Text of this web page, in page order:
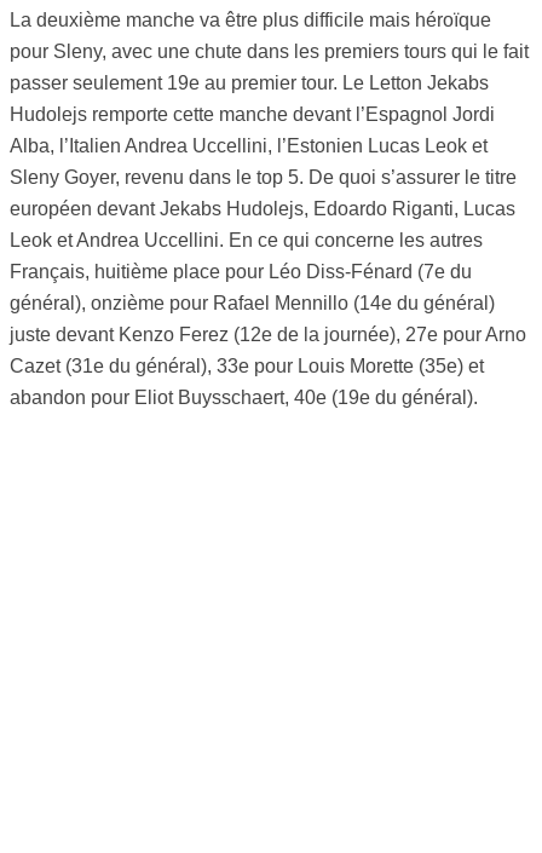
La deuxième manche va être plus difficile mais héroïque
pour Sleny, avec une chute dans les premiers tours qui le fait
passer seulement 19e au premier tour. Le Letton Jekabs
Hudolejs remporte cette manche devant l’Espagnol Jordi
Alba, l’Italien Andrea Uccellini, l’Estonien Lucas Leok et
Sleny Goyer, revenu dans le top 5. De quoi s’assurer le titre
européen devant Jekabs Hudolejs, Edoardo Riganti, Lucas
Leok et Andrea Uccellini. En ce qui concerne les autres
Français, huitième place pour Léo Diss-Fénard (7e du
général), onzième pour Rafael Mennillo (14e du général)
juste devant Kenzo Ferez (12e de la journée), 27e pour Arno
Cazet (31e du général), 33e pour Louis Morette (35e) et
abandon pour Eliot Buysschaert, 40e (19e du général).